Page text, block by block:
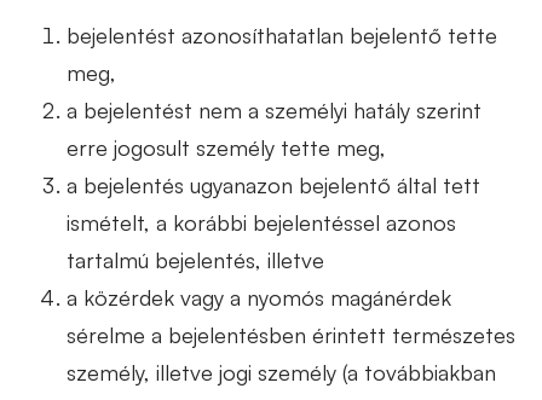
bejelentést azonosíthatatlan bejelentő tette
meg,
a bejelentést nem a személyi hatály szerint
erre jogosult személy tette meg,
a bejelentés ugyanazon bejelentő által tett
ismételt, a korábbi bejelentéssel azonos
tartalmú bejelentés, illetve
a közérdek vagy a nyomós magánérdek
sérelme a bejelentésben érintett természetes
személy, illetve jogi személy (a továbbiakban